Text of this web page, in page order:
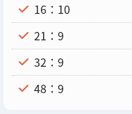
16：10
21：9
32：9
48：9